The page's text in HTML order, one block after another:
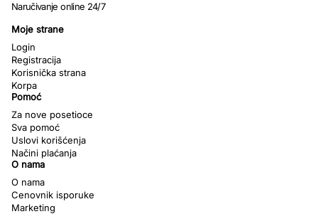
Naručivanje online 24/7
Moje strane
Login
Registracija
Korisnička strana
Korpa
Pomoć
Za nove posetioce
Sva pomoć
Uslovi korišćenja
Načini plaćanja
O nama
O nama
Cenovnik isporuke
Marketing